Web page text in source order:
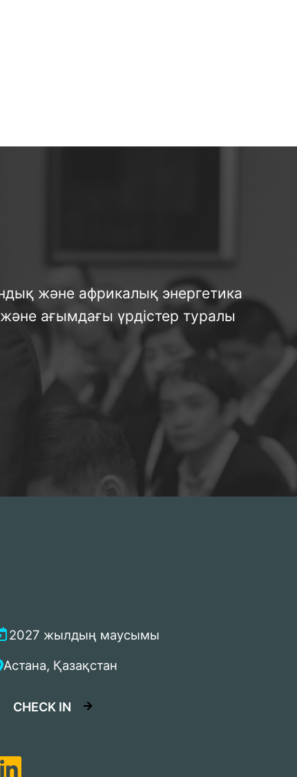
және африкалық энергетика
ағымдағы үрдістер туралы
2027 жылдың маусымы
Астана, Қазақстан
CHECK IN